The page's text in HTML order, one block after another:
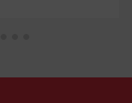
de son ordre.
lui rendent